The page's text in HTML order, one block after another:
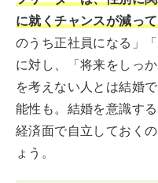
に就くチャンスが減っ
のうち正社員になる」
に対し、「将来をしっ
を考えない人とは結婚
能性も。結婚を意識す
経済面で自立しておく
ょう。